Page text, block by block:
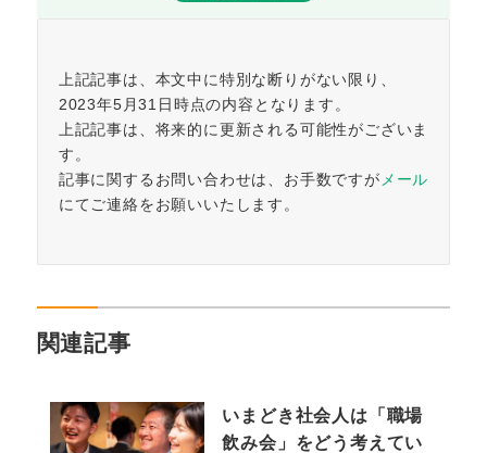
上記記事は、本文中に特別な断りがない限り、
2023年5月31日時点の内容となります。
上記記事は、将来的に更新される可能性がございま
す。
記事に関するお問い合わせは、お手数ですが メール
にてご連絡をお願いいたします。
関連記事
いまどき社会人は「職場
飲み会」をどう考えてい